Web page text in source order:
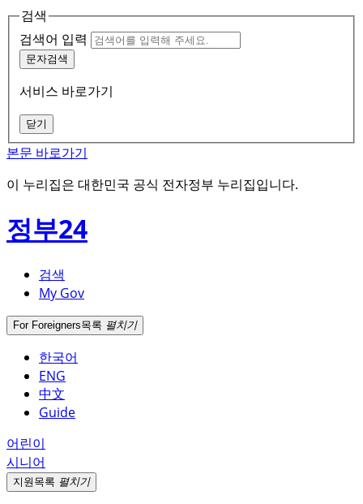
검색
검색어 입력
문자검색
서비스 바로가기
닫기
본문 바로가기
이 누리집은 대한민국 공식 전자정부 누리집입니다.
정부24
검색
My Gov
For Foreigners목록 펼치기
한국어
ENG
中文
Guide
어린이
시니어
지원 목록 펼치기